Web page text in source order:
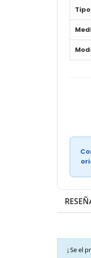
Tipo
¡ Se el